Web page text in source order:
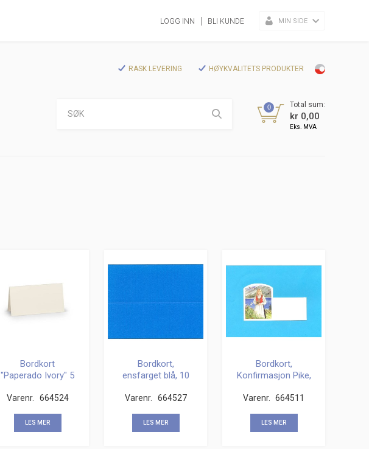
LOGG INN BLI KUNDE MIN SIDE
RASK LEVERING HØYKVALITETS PRODUKTER
0 Total sum:
kr 0,00
Eks. MVA
Bordkort
"Paperado Ivory" 5
Varenr. 664524
LES MER
Bordkort,
ensfarget blå, 10
Varenr. 664527
LES MER
Bordkort,
Konfirmasjon Pike,
Varenr. 664511
LES MER